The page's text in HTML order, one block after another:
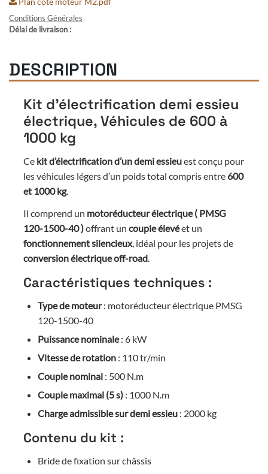
Conditions Générales
Délai de livraison :
DESCRIPTION
Kit d’électrification demi essieu
électrique, Véhicules de 600 à
1000 kg
Ce kit d’électrification d’un demi essieuest conçu pour
les véhicules légers d’un poids total compris entre 600
et 1000 kg.
Il comprend un motoréducteur électrique ( PMSG
120-1500-40 )offrant un couple élevéet un
fonctionnement silencieux, idéal pour les projets de
conversion électrique off-road.
Caractéristiques techniques :
Type de moteur: motoréducteur électrique PMSG
120-1500-40
Puissance nominale: 6 kW
Vitesse de rotation : 110 tr/min
Couple nominal : 500 N.m
Couple maximal (5 s) : 1000 N.m
Charge admissible sur demi essieu : 2000 kg
Contenu du kit :
Bride de fixation sur châssis